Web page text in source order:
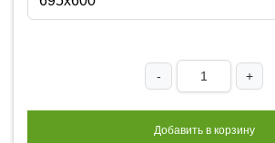
- +
Добавить в корзину